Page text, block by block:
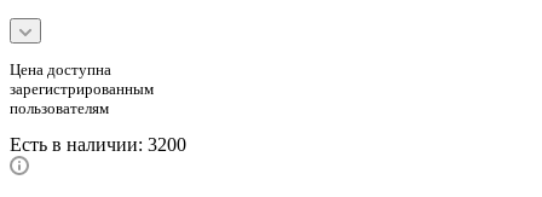
Цена доступна
зарегистрированным
пользователям
Есть в наличии: 3200